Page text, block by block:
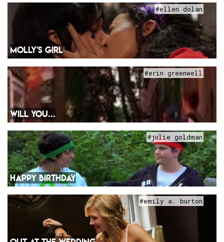
#ellen dolan
MOLLY'S GIRL
#erin greenwell
WILL YOU...
#julie goldman
HAPPY BIRTHDAY
#emily a. burton